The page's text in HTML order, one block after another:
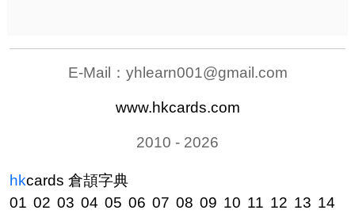
E-Mail： yhlearn001@gmail.com
www.hkcards.com
2010 - 2026
hkcards 倉頡字典
01 02 03 04 05 06 07 08 09 10 11 12 13 14